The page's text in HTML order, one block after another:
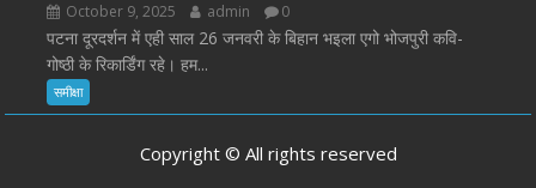
October 9, 2025 admin 0
पटना दूरदर्शन में एही साल 26 जनवरी के बिहान भइला एगो भोजपुरी कवि-
गोष्ठी के रिकार्डिंग रहे। हम...
समीक्षा
Copyright © All rights reserved